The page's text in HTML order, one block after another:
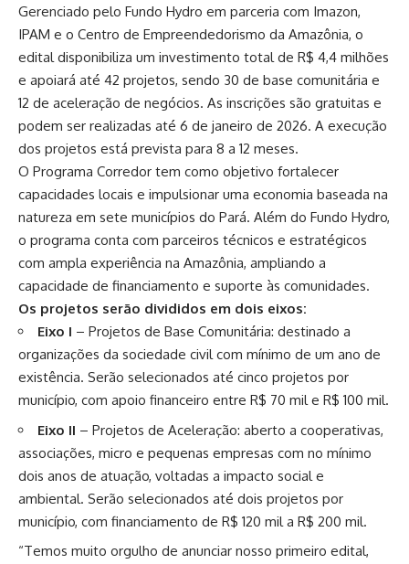
Gerenciado pelo Fundo Hydro em parceria com Imazon,
IPAM e o Centro de Empreendedorismo da Amazônia, o
edital disponibiliza um investimento total de R$ 4,4 milhões
e apoiará até 42 projetos, sendo 30 de base comunitária e
12 de aceleração de negócios. As inscrições são gratuitas e
podem ser realizadas até 6 de janeiro de 2026. A execução
dos projetos está prevista para 8 a 12 meses.
O Programa Corredor tem como objetivo fortalecer
capacidades locais e impulsionar uma economia baseada na
natureza em sete municípios do Pará. Além do Fundo Hydro,
o programa conta com parceiros técnicos e estratégicos
com ampla experiência na Amazônia, ampliando a
capacidade de financiamento e suporte às comunidades.
Os projetos serão divididos em dois eixos:
Eixo I – Projetos de Base Comunitária: destinado a
organizações da sociedade civil com mínimo de um ano de
existência. Serão selecionados até cinco projetos por
município, com apoio financeiro entre R$ 70 mil e R$ 100 mil.
Eixo II – Projetos de Aceleração: aberto a cooperativas,
associações, micro e pequenas empresas com no mínimo
dois anos de atuação, voltadas a impacto social e
ambiental. Serão selecionados até dois projetos por
município, com financiamento de R$ 120 mil a R$ 200 mil.
“Temos muito orgulho de anunciar nosso primeiro edital,